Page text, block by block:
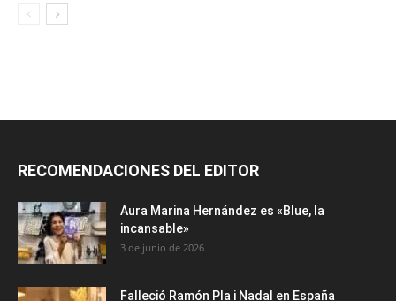
RECOMENDACIONES DEL EDITOR
Aura Marina Hernández es «Blue, la
incansable»
3 de junio de 2026
Falleció Ramón Pla i Nadal en España